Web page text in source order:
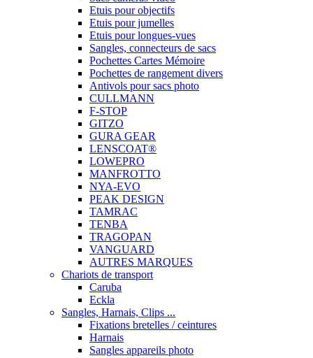
Etuis pour objectifs
Etuis pour jumelles
Etuis pour longues-vues
Sangles, connecteurs de sacs
Pochettes Cartes Mémoire
Pochettes de rangement divers
Antivols pour sacs photo
CULLMANN
F-STOP
GITZO
GURA GEAR
LENSCOAT®
LOWEPRO
MANFROTTO
NYA-EVO
PEAK DESIGN
TAMRAC
TENBA
TRAGOPAN
VANGUARD
AUTRES MARQUES
Chariots de transport
Caruba
Eckla
Sangles, Harnais, Clips ...
Fixations bretelles / ceintures
Harnais
Sangles appareils photo